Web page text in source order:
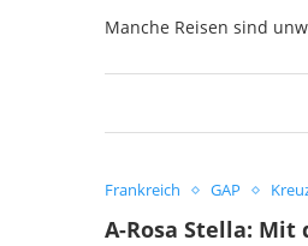
Manche Reisen sind
Frankreich GAP
A-Rosa Stella: Mit